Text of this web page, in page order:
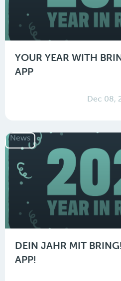
YOUR YEAR WITH
APP
Dec 08,
News
DEIN JAHR MIT
APP!